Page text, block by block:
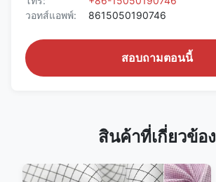
วอทส์แอพพ์:
8615050190746
สอบถามตอนนี้
สินค้าที่เกี่ยวข้อง